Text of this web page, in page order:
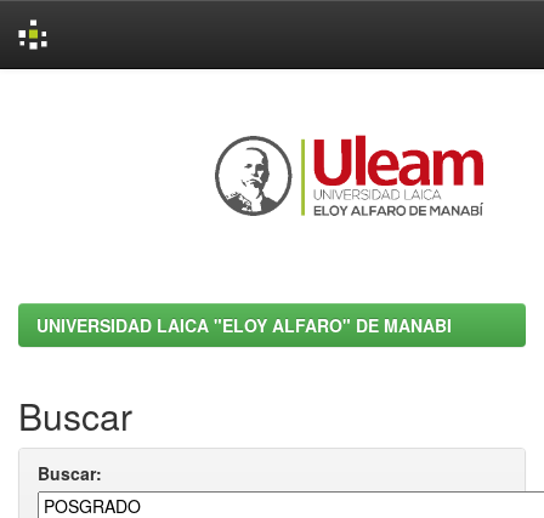
UNIVERSIDAD LAICA "ELOY ALFARO" DE MANABI
Buscar
Buscar: